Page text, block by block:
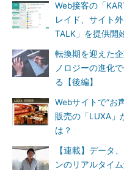
Web接客の「
レイド、サイト
TALK」を提供開
転換期を迎えた
ノロジーの進化
る【後編】
Webサイトで“お
販売の「LUXA」
は？
【連載】データ
ンのリアルタイ